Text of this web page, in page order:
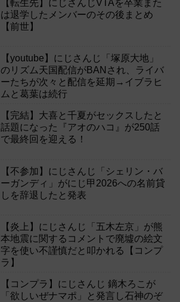
【転生先】にじさんじVTAを卒業また
は退学したメンバーのその後まとめ
【前世】
【youtube】にじさんじ「塚原大地」
のリズム天国配信がBANされ、ライバ
ーたちが次々と配信を延期→イブラヒ
ムと葛葉は続行
【完結】大喜と千夏がセックスしたと
話題になった『アオのハコ』が250話
で最終回を迎える！
【不参加】にじさんじ「シェリン・バ
ーガンディ」がにじ甲2026への名前貸
しを辞退したと発表
【炎上】にじさんじ「五木左京」が熊
本地震に関するコメントで廃墟の絵文
字を使い不謹慎だと叩かれる【コンプ
ラ】
【コンプラ】にじさんじ 鏑木ろこが
「欲しいぜナマポ」と発言し石神のぞ